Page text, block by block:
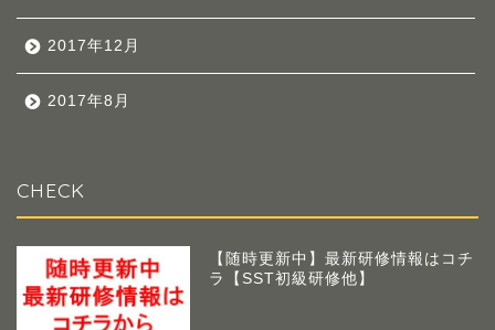
2017年12月
2017年8月
CHECK
【随時更新中】最新研修情報はコチ
ラ【SST初級研修他】